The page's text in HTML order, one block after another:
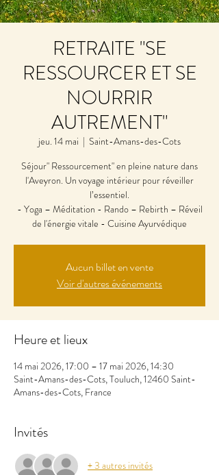
RETRAITE "SE
RESSOURCER ET SE
NOURRIR
AUTREMENT"
jeu. 14 mai
  |
Saint-Amans-des-Cots
Séjour" Ressourcement" en pleine nature dans
l'Aveyron. Un voyage intérieur pour réveiller
l’essentiel.
- Yoga – Méditation - Rando – Rebirth – Réveil
de l'énergie vitale - Cuisine Ayurvédique
Aucun billet en vente
Voir d'autres événements
Heure et lieux
14 mai 2026, 17:00 – 17 mai 2026, 14:30
Saint-Amans-des-Cots, Touluch, 12460 Saint-
Amans-des-Cots, France
Invités
+ 3 autres invités